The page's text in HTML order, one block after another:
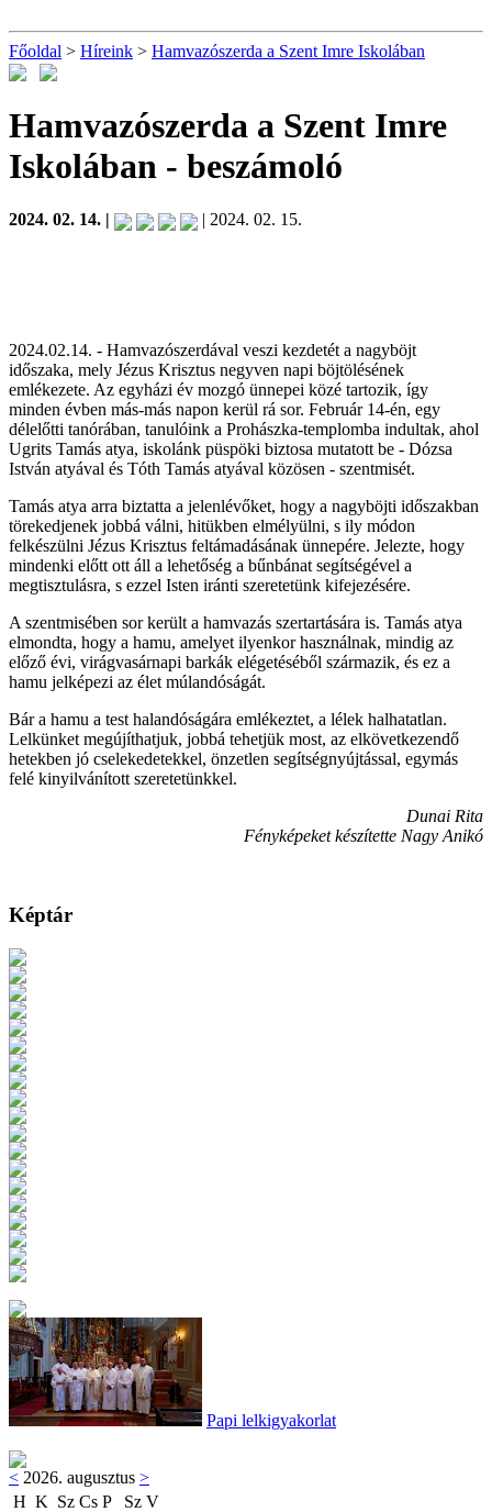
Főoldal > Híreink > Hamvazószerda a Szent Imre Iskolában
Hamvazószerda a Szent Imre
Iskolában - beszámoló
2024. 02. 14. | | 2024. 02. 15.
2024.02.14. - Hamvazószerdával veszi kezdetét a nagyböjt
időszaka, mely Jézus Krisztus negyven napi böjtölésének
emlékezete. Az egyházi év mozgó ünnepei közé tartozik, így
minden évben más-más napon kerül rá sor. Február 14-én, egy
délelőtti tanórában, tanulóink a Prohászka-templomba indultak, ahol
Ugrits Tamás atya, iskolánk püspöki biztosa mutatott be - Dózsa
István atyával és Tóth Tamás atyával közösen - szentmisét.
Tamás atya arra biztatta a jelenlévőket, hogy a nagyböjti időszakban
törekedjenek jobbá válni, hitükben elmélyülni, s ily módon
felkészülni Jézus Krisztus feltámadásának ünnepére. Jelezte, hogy
mindenki előtt ott áll a lehetőség a bűnbánat segítségével a
megtisztulásra, s ezzel Isten iránti szeretetünk kifejezésére.
A szentmisében sor került a hamvazás szertartására is. Tamás atya
elmondta, hogy a hamu, amelyet ilyenkor használnak, mindig az
előző évi, virágvasárnapi barkák elégetéséből származik, és ez a
hamu jelképezi az élet múlandóságát.
Bár a hamu a test halandóságára emlékeztet, a lélek halhatatlan.
Lelkünket megújíthatjuk, jobbá tehetjük most, az elkövetkezendő
hetekben jó cselekedetekkel, önzetlen segítségnyújtással, egymás
felé kinyilvánított szeretetünkkel.
Dunai Rita
Fényképeket készítette Nagy Anikó
Képtár
Papi lelkigyakorlat
< 2026. augusztus >
H K Sz Cs P Sz V